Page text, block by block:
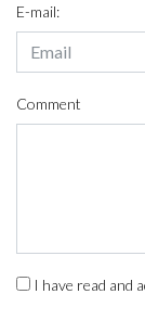
E-mail:
Comment
I have read and